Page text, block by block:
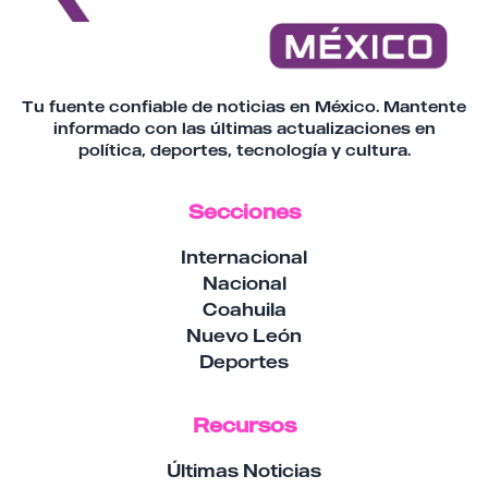
Tu fuente confiable de noticias en México. Mantente
informado con las últimas actualizaciones en
política, deportes, tecnología y cultura.
Secciones
Internacional
Nacional
Coahuila
Nuevo León
Deportes
Recursos
Últimas Noticias